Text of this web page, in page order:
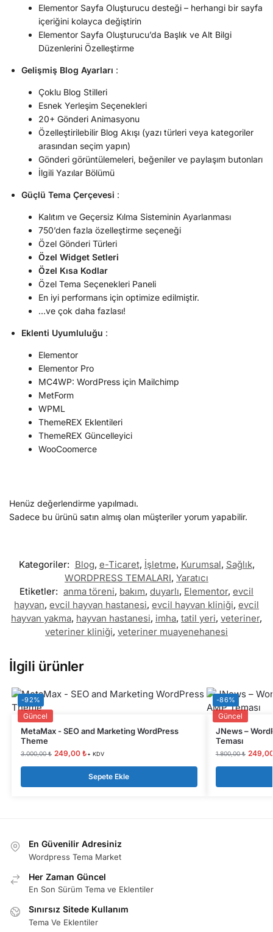
Elementor Sayfa Oluşturucu desteği – herhangi bir sayfa
içeriğini kolayca değiştirin
Elementor Sayfa Oluşturucu’da Başlık ve Alt Bilgi
Düzenlerini Özelleştirme
Gelişmiş Blog Ayarları :
Çoklu Blog Stilleri
Esnek Yerleşim Seçenekleri
20+ Gönderi Animasyonu
Özelleştirilebilir Blog Akışı (yazı türleri veya kategoriler
arasından seçim yapın)
Gönderi görüntülemeleri, beğeniler ve paylaşım butonları
İlgili Yazılar Bölümü
Güçlü Tema Çerçevesi :
Kalıtım ve Geçersiz Kılma Sisteminin Ayarlanması
750’den fazla özelleştirme seçeneği
Özel Gönderi Türleri
Özel Widget Setleri
Özel Kısa Kodlar
Özel Tema Seçenekleri Paneli
En iyi performans için optimize edilmiştir.
…ve çok daha fazlası!
Eklenti Uyumluluğu :
Elementor
Elementor Pro
MC4WP: WordPress için Mailchimp
MetForm
WPML
ThemeREX Eklentileri
ThemeREX Güncelleyici
WooCoomerce
Henüz değerlendirme yapılmadı.
Sadece bu ürünü satın almış olan müşteriler yorum yapabilir.
Kategoriler: Blog, e-Ticaret, İşletme, Kurumsal, Sağlık,
WORDPRESS TEMALARI, Yaratıcı
Etiketler: anma töreni, bakım, duyarlı, Elementor, evcil
hayvan, evcil hayvan hastanesi, evcil hayvan kliniği, evcil
hayvan yakma, hayvan hastanesi, imha, tatil yeri, veteriner,
veteriner kliniği, veteriner muayenehanesi
İlgili ürünler
-92%
Güncel
MetaMax - SEO and Marketing WordPress
Theme
3.000,00₺ 249,00 ₺+ KDV
Sepete Ekle
-86%
Güncel
JNews –
Teması
1.800,00₺
En Güvenilir Adresiniz
Wordpress Tema Market
Her Zaman Güncel
En Son Sürüm Tema ve Eklentiler
Sınırsız Sitede Kullanım
Tema Ve Eklentiler